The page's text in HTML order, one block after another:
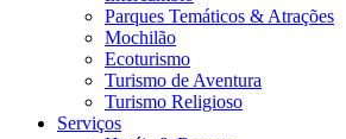
Parques Temáticos & Atrações
Mochilão
Ecoturismo
Turismo de Aventura
Turismo Religioso
Serviços